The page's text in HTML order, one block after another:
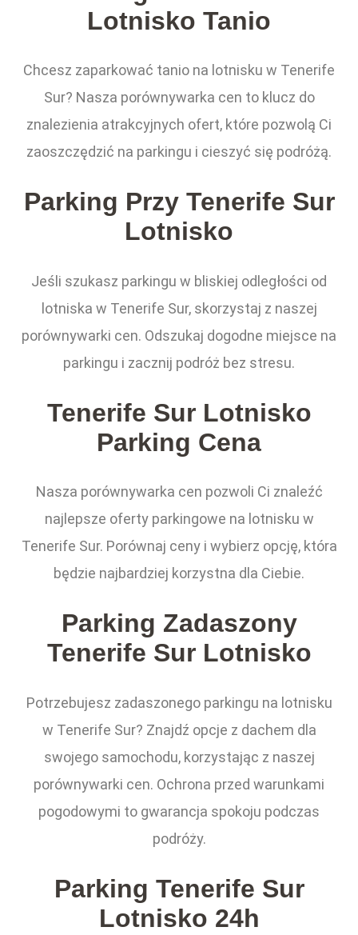
Lotnisko Tanio
Chcesz zaparkować tanio na lotnisku w Tenerife
Sur? Nasza porównywarka cen to klucz do
znalezienia atrakcyjnych ofert, które pozwolą Ci
zaoszczędzić na parkingu i cieszyć się podróżą.
Parking Przy Tenerife Sur
Lotnisko
Jeśli szukasz parkingu w bliskiej odległości od
lotniska w Tenerife Sur, skorzystaj z naszej
porównywarki cen. Odszukaj dogodne miejsce na
parkingu i zacznij podróż bez stresu.
Tenerife Sur Lotnisko
Parking Cena
Nasza porównywarka cen pozwoli Ci znaleźć
najlepsze oferty parkingowe na lotnisku w
Tenerife Sur. Porównaj ceny i wybierz opcję, która
będzie najbardziej korzystna dla Ciebie.
Parking Zadaszony
Tenerife Sur Lotnisko
Potrzebujesz zadaszonego parkingu na lotnisku
w Tenerife Sur? Znajdź opcje z dachem dla
swojego samochodu, korzystając z naszej
porównywarki cen. Ochrona przed warunkami
pogodowymi to gwarancja spokoju podczas
podróży.
Parking Tenerife Sur
Lotnisko 24h